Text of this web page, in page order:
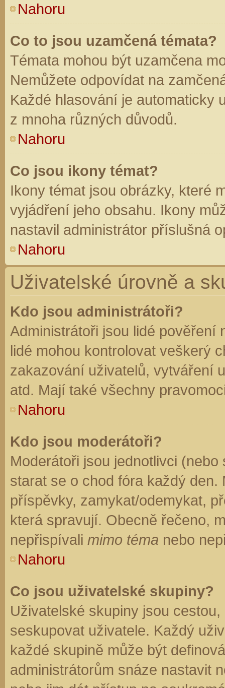
Nahoru
Co to jsou uzamčená témata?
Témata mohou být uzamčena
Nemůžete odpovídat na
Každé hlasování je automaticky
z mnoha různých důvodů.
Nahoru
Co jsou ikony témat?
Ikony témat jsou obrázky, které
vyjádření jeho obsahu. Ikony
nastavil administrátor příslušná
Nahoru
Uživatelské úrovně a
Kdo jsou administrátoři?
Administrátoři jsou lidé pověření
lidé mohou kontrolovat veškerý
zakazování uživatelů, vytváření
atd. Mají také všechny
Nahoru
Kdo jsou moderátoři?
Moderátoři jsou jednotlivci
starat se o chod fóra každý
příspěvky, zamykat/odemykat,
která spravují. Obecně řečeno,
nepřispívali mimo téma nebo
Nahoru
Co jsou uživatelské skupiny?
Uživatelské skupiny jsou
seskupovat uživatele. Každý
každé skupině může být
administrátorům snáze nastavit